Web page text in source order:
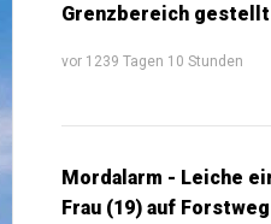
Grenzbereich gestellt
vor 1239 Tagen 10 Stunden
Mordalarm - Leiche
Frau (19) auf